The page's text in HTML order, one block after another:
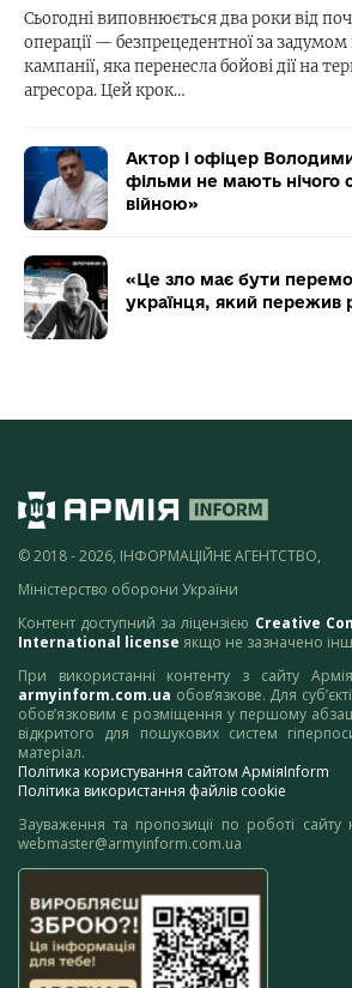
Сьогодні виповнюється два роки від
операції — безпрецедентної за
кампанії, яка перенесла бойові дії на
агресора. Цей крок…
Актор і офіцер
фільми не мають нічого
війною»
«Це зло має бути
українця, який пережив
© 2018 - 2026, ІНФОРМАЦІЙНЕ АГЕНТСТВО,
Міністерство оборони України
Контент доступний за ліцензією Creative
International license якщо не зазначено
При використанні контенту з сайту
armyinform.com.ua обов’язкове. Для
обов’язковим є розміщення у першому
відкритого для пошукових систем
матеріал.
Політика користування сайтом АрміяInform
Політика використання файлів cookie
Зауваження та пропозиції по роботі сайту
webmaster@armyinform.com.ua